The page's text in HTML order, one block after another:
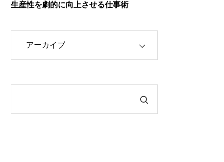
生産性を劇的に向上させる仕事術